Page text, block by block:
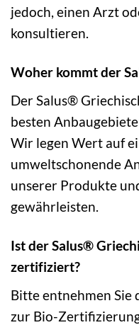
jedoch, einen Arzt
konsultieren.
Woher kommt der
Der Salus®
besten
Wir legen Wert auf
umweltschonende
unserer Produkte
gewährleisten.
Ist der Salus®
zertifiziert?
Bitte entnehmen Sie
zur Bio-